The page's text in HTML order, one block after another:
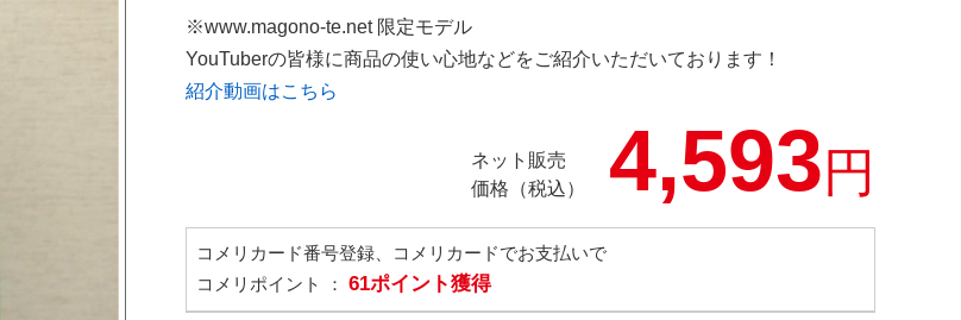
※www.magono-te.net 限定モデル
YouTuberの皆様に商品の使い心地などをご紹介いただいております！
紹介動画はこちら
ネット販売
価格（税込）
4,593円
コメリカード番号登録、コメリカードでお支払いで
コメリポイント ： 61ポイント獲得